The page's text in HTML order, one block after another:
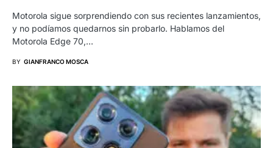
Motorola sigue sorprendiendo con sus recientes lanzamientos,
y no podíamos quedarnos sin probarlo. Hablamos del
Motorola Edge 70,…
BY GIANFRANCO MOSCA